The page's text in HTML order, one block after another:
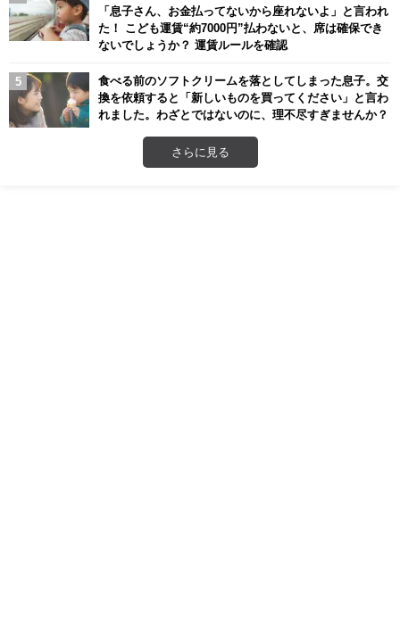
「息子さん、お金払ってないから座れないよ」と言われ
た！ こども運賃“約7000円”払わないと、席は確保でき
ないでしょうか？ 運賃ルールを確認
食べる前のソフトクリームを落としてしまった息子。交
換を依頼すると「新しいものを買ってください」と言わ
れました。わざとではないのに、理不尽すぎませんか？
さらに見る